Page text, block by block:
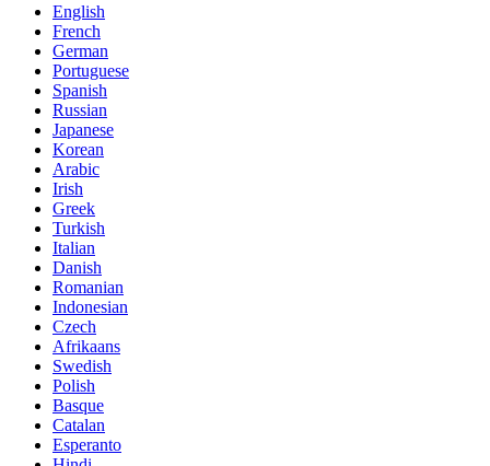
English
French
German
Portuguese
Spanish
Russian
Japanese
Korean
Arabic
Irish
Greek
Turkish
Italian
Danish
Romanian
Indonesian
Czech
Afrikaans
Swedish
Polish
Basque
Catalan
Esperanto